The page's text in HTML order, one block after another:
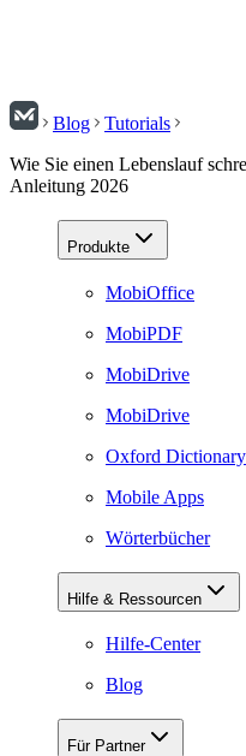
Blog
Tutorials
Wie Sie einen Lebenslauf
Anleitung 2026
Produkte
MobiOffice
MobiPDF
MobiDrive
MobiDrive
Oxford Dictionary
Mobile Apps
Wörterbücher
Hilfe & Ressourcen
Hilfe-Center
Blog
Für Partner